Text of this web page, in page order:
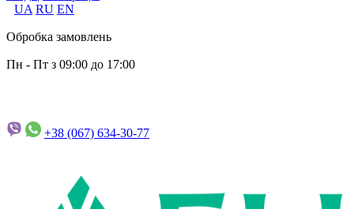
UA RU EN
Обробка замовлень
Пн - Пт з 09:00 до 17:00
+38 (067) 634-30-77